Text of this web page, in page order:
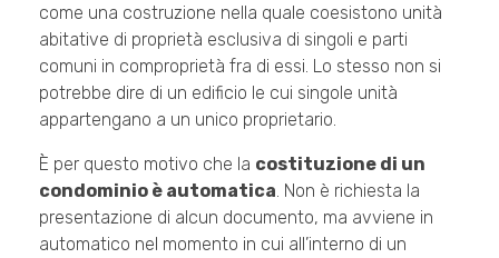
come una costruzione nella quale coesistono unità
abitative di proprietà esclusiva di singoli e parti
comuni in comproprietà fra di essi. Lo stesso non si
potrebbe dire di un edificio le cui singole unità
appartengano a un unico proprietario.
È per questo motivo che la costituzione di un
condominio è automatica . Non è richiesta la
presentazione di alcun documento, ma avviene in
automatico nel momento in cui all’interno di un